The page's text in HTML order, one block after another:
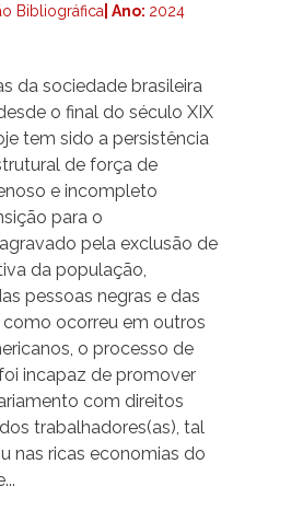
Bibliográfica | Ano: 2024
da sociedade brasileira
o final do século XIX
tem sido a persistência
de força de
e incompleto
para o
pela exclusão de
da população,
pessoas negras e das
como ocorreu em outros
o processo de
incapaz de promover
com direitos
trabalhadores(as), tal
nas ricas economias do